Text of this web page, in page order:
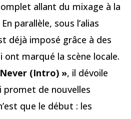
allant du mixage à la
parallèle, sous l’alias
déjà imposé grâce à des
marqué la scène locale.
(Intro) », il dévoile
de nouvelles
que le début : les